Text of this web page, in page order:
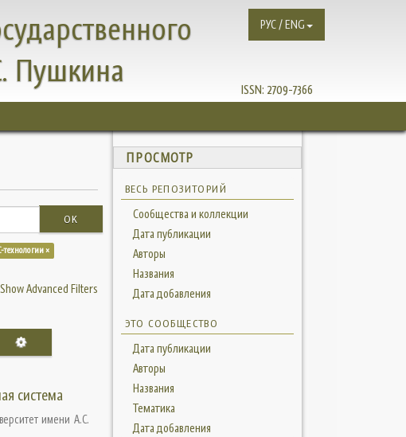
Пушкина
ISSN: 2709-7366
РУС / ENG
OK
технологии ×
Show Advanced Filters
система
имени А.С.
ПРОСМОТР
ВЕСЬ РЕПОЗИТОРИЙ
Сообщества и коллекции
Дата публикации
Авторы
Названия
Дата добавления
ЭТО СООБЩЕСТВО
Дата публикации
Авторы
Названия
Тематика
Дата добавления